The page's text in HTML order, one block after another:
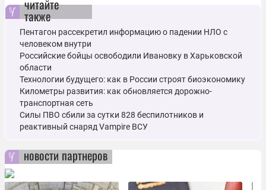
читайте
также
Пентагон рассекретил информацию о падении НЛО с
человеком внутри
Российские бойцы освободили Ивановку в Харьковской
области
Технологии будущего: как в России строят биоэкономику
Километры развития: как обновляется дорожно-
транспортная сеть
Силы ПВО сбили за сутки 828 беспилотников и
реактивный снаряд Vampire ВСУ
новости партнеров